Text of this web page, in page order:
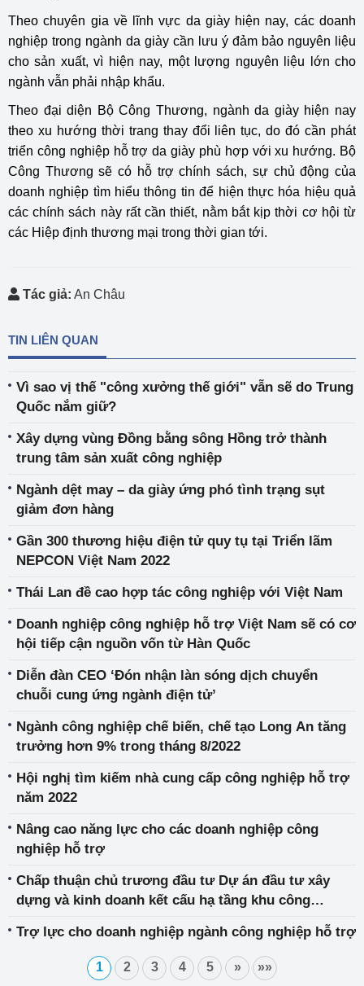
Theo chuyên gia về lĩnh vực da giày hiện nay, các doanh
nghiệp trong ngành da giày cần lưu ý đảm bảo nguyên liệu
cho sản xuất, vì hiện nay, một lượng nguyên liệu lớn cho
ngành vẫn phải nhập khẩu.
Theo đại diện Bộ Công Thương, ngành da giày hiện nay
theo xu hướng thời trang thay đổi liên tục, do đó cần phát
triển công nghiệp hỗ trợ da giày phù hợp với xu hướng. Bộ
Công Thương sẽ có hỗ trợ chính sách, sự chủ động của
doanh nghiệp tìm hiểu thông tin để hiện thực hóa hiệu quả
các chính sách này rất cần thiết, nằm bắt kịp thời cơ hội từ
các Hiệp định thương mại trong thời gian tới.
Tác giả: An Châu
TIN LIÊN QUAN
Vì sao vị thế "công xưởng thế giới" vẫn sẽ do Trung
Quốc nắm giữ?
Xây dựng vùng Đồng bằng sông Hồng trở thành
trung tâm sản xuất công nghiệp
Ngành dệt may – da giày ứng phó tình trạng sụt
giảm đơn hàng
Gần 300 thương hiệu điện tử quy tụ tại Triển lãm
NEPCON Việt Nam 2022
Thái Lan đề cao hợp tác công nghiệp với Việt Nam
Doanh nghiệp công nghiệp hỗ trợ Việt Nam sẽ có cơ
hội tiếp cận nguồn vốn từ Hàn Quốc
Diễn đàn CEO ‘Đón nhận làn sóng dịch chuyển
chuỗi cung ứng ngành điện tử’
Ngành công nghiệp chế biến, chế tạo Long An tăng
trưởng hơn 9% trong tháng 8/2022
Hội nghị tìm kiếm nhà cung cấp công nghiệp hỗ trợ
năm 2022
Nâng cao năng lực cho các doanh nghiệp công
nghiệp hỗ trợ
Chấp thuận chủ trương đầu tư Dự án đầu tư xây
dựng và kinh doanh kết cấu hạ tầng khu công
Trợ lực cho doanh nghiệp ngành công nghiệp hỗ trợ
1 2 3 4 5 » »»